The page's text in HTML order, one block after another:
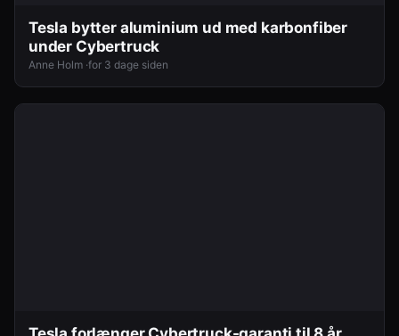
Tesla bytter aluminium ud med karbonfiber
under Cybertruck
Anne Holm ·for 3 dage siden